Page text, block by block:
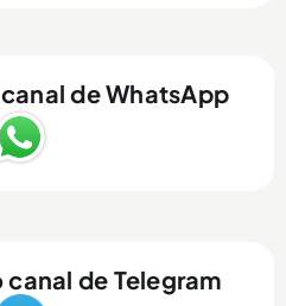
de WhatsApp
de Telegram